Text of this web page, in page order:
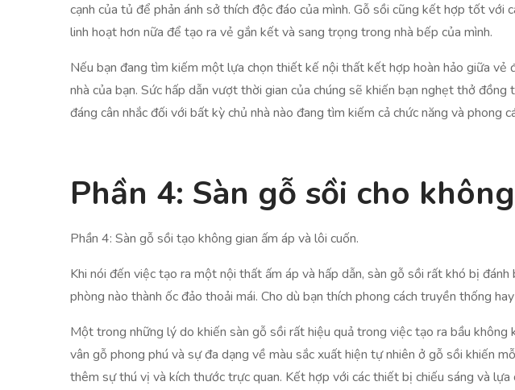
cạnh của tủ để phản ánh sở thích độc đáo của mình. Gỗ sồi cũng kết hợp tốt
linh hoạt hơn nữa để tạo ra vẻ gắn kết và sang trọng trong nhà bếp của mình.
Nếu bạn đang tìm kiếm một lựa chọn thiết kế nội thất kết hợp hoàn hảo giữa
nhà của bạn. Sức hấp dẫn vượt thời gian của chúng sẽ khiến bạn nghẹt thở
đáng cân nhắc đối với bất kỳ chủ nhà nào đang tìm kiếm cả chức năng và phong
Phần 4: Sàn gỗ sồi cho
Phần 4: Sàn gỗ sồi tạo không gian ấm áp và lôi cuốn.
Khi nói đến việc tạo ra một nội thất ấm áp và hấp dẫn, sàn gỗ sồi rất khó bị
phòng nào thành ốc đảo thoải mái. Cho dù bạn thích phong cách truyền thống
Một trong những lý do khiến sàn gỗ sồi rất hiệu quả trong việc tạo ra bầu
vân gỗ phong phú và sự đa dạng về màu sắc xuất hiện tự nhiên ở gỗ sồi khiến
thêm sự thú vị và kích thước trực quan. Kết hợp với các thiết bị chiếu sáng và